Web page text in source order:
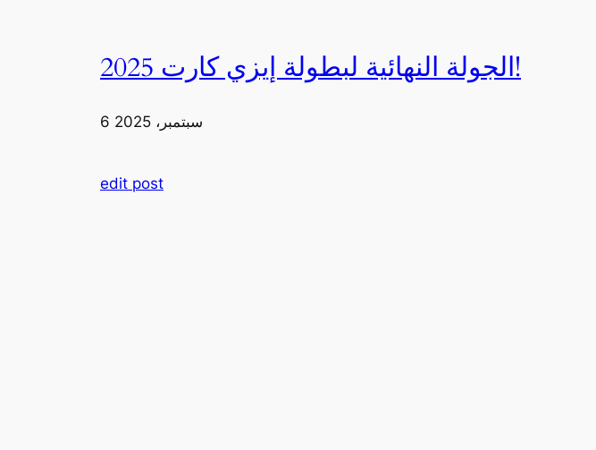
الجولة النهائية لبطولة إيزي كارت 2025!
6 سبتمبر، 2025
edit post